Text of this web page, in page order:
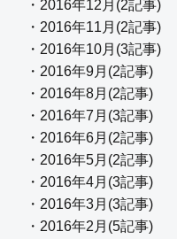
・2016年12月(2記事)
・2016年11月(2記事)
・2016年10月(3記事)
・2016年9月(2記事)
・2016年8月(2記事)
・2016年7月(3記事)
・2016年6月(2記事)
・2016年5月(2記事)
・2016年4月(3記事)
・2016年3月(3記事)
・2016年2月(5記事)